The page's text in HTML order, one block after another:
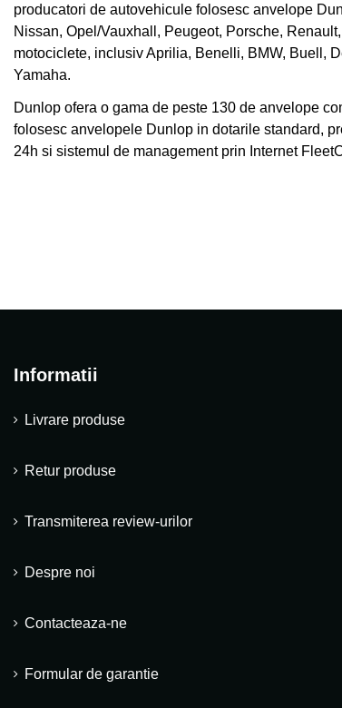
producatori de autovehicule folosesc anvelope
Nissan, Opel/Vauxhall, Peugeot, Porsche,
motociclete, inclusiv Aprilia, Benelli, BMW, Buell,
Yamaha.
Dunlop ofera o gama de peste 130 de anvelope
folosesc anvelopele Dunlop in dotarile standard,
24h si sistemul de management prin Internet
Informatii
Livrare produse
Retur produse
Transmiterea review-urilor
Despre noi
Contacteaza-ne
Formular de garantie